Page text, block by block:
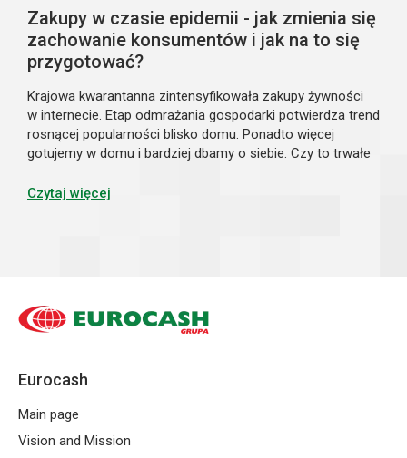
Zakupy w czasie epidemii - jak zmienia się
zachowanie konsumentów i jak na to się
przygotować?
Krajowa kwarantanna zintensyfikowała zakupy żywności
w internecie. Etap odmrażania gospodarki potwierdza trend
rosnącej popularności blisko domu. Ponadto więcej
gotujemy w domu i bardziej dbamy o siebie. Czy to trwałe
anomalia spowodowana epidemią...
Czytaj więcej
Eurocash
Main page
Vision and Mission